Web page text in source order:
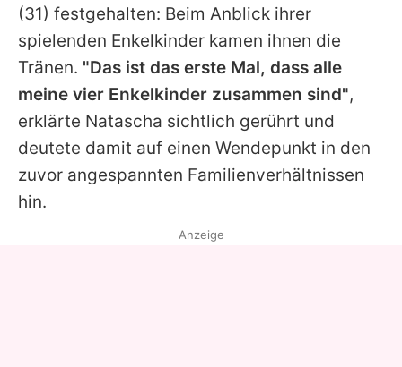
Utiq verwalten
(31) festgehalten: Beim Anblick ihrer
spielenden Enkelkinder kamen ihnen die
Tränen. "Das ist das erste Mal, dass alle
meine vier Enkelkinder zusammen sind",
erklärte Natascha sichtlich gerührt und
deutete damit auf einen Wendepunkt in den
zuvor angespannten Familienverhältnissen
hin.
Anzeige